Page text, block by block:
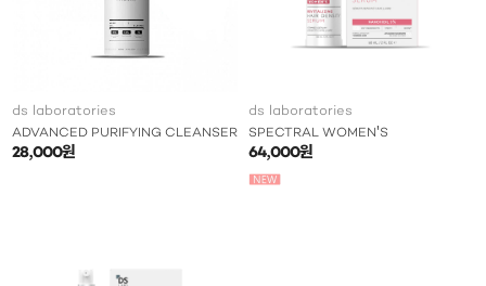
ds laboratories
ADVANCED PURIFYING CLEANSER
28,000원
ds laboratories
SPECTRAL WOMEN'S
64,000원